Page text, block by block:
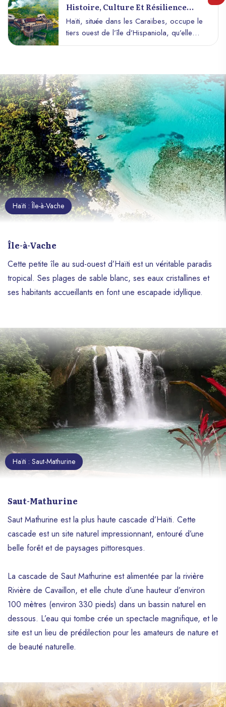
Histoire, Culture Et Résilience
D’une Nation Unique Aux Caraïbes
Haïti, située dans les Caraïbes, occupe le
tiers ouest de l’île d’Hispaniola, qu’elle
partage avec la République dominicaine à
pays. Avec une superficie d’environ 27
750 km², Haïti abrite près de 12 millions
de personnes, ce qui en fait l’un des pays
les plus densément peuplés de la région
caribéenne. L’histoire riche et tumultueuse
de cette nation insulaire, son patrimoine
culturel unique et sa résilience face aux
défis en font un pays fascinant et inspirant.
Haïti : Île-à-Vache
Île-à-Vache
Cette petite île au sud-ouest d’Haïti est un véritable paradis
tropical. Ses plages de sable blanc, ses eaux cristallines et
ses habitants accueillants en font une escapade idyllique.
Haïti : Saut-Mathurine
Saut-Mathurine
Saut Mathurine est la plus haute cascade d’Haïti. Cette
cascade est un site naturel impressionnant, entouré d’une
belle forêt et de paysages pittoresques.
La cascade de Saut Mathurine est alimentée par la rivière
Rivière de Cavaillon, et elle chute d’une hauteur d’environ
100 mètres (environ 330 pieds) dans un bassin naturel en
dessous. L’eau qui tombe crée un spectacle magnifique, et le
site est un lieu de prédilection pour les amateurs de nature et
de beauté naturelle.